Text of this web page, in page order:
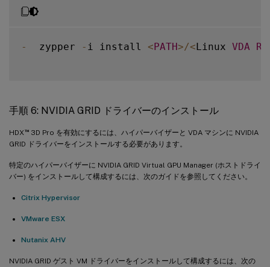
-
  zypper
- i install <PATH>/<Linux VDA
手順 6: NVIDIA GRID ドライバーのインストール
HDX ™3D Pro を有効にするには、ハイパーバイザーと VDA マシンに NVIDIA
GRID ドライバーをインストールする必要があります。
特定のハイパーバイザーに NVIDIA GRID Virtual GPU Manager (ホストドライ
バー) をインストールして構成するには、次のガイドを参照してください。
Citrix Hypervisor
VMware ESX
Nutanix AHV
NVIDIA GRID ゲスト VM ドライバーをインストールして構成するには、次の